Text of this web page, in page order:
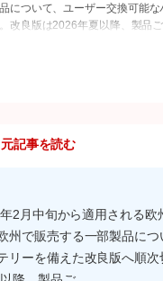
について、ユーザー交換可能
改良版は2026年夏以降、製品ご
記事を読む
2月中旬から適用される欧
州で販売する一部製品につ
リーを備えた改良版へ順次